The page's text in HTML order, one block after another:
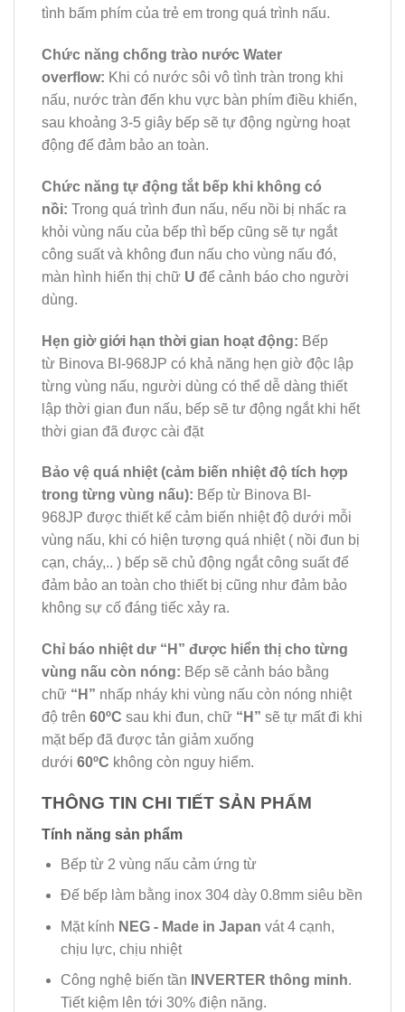
tình bấm phím của trẻ em trong quá trình nấu.
Chức năng chống trào nước Water
overflow: Khi có nước sôi vô tình tràn trong khi
nấu, nước tràn đến khu vực bàn phím điều khiển,
sau khoảng 3-5 giây bếp sẽ tự động ngừng hoạt
động để đảm bảo an toàn.
Chức năng tự động tắt bếp khi không có
nồi: Trong quá trình đun nấu, nếu nồi bị nhấc ra
khỏi vùng nấu của bếp thì bếp cũng sẽ tự ngắt
công suất và không đun nấu cho vùng nấu đó,
màn hình hiển thị chữ U để cảnh báo cho người
dùng.
Hẹn giờ giới hạn thời gian hoạt động: Bếp
từ Binova BI-968JP có khả năng hẹn giờ độc lập
từng vùng nấu, người dùng có thể dễ dàng thiết
lập thời gian đun nấu, bếp sẽ tư động ngắt khi hết
thời gian đã được cài đặt
Bảo vệ quá nhiệt (cảm biến nhiệt độ tích hợp
trong từng vùng nấu): Bếp từ Binova BI-
968JP được thiết kế cảm biến nhiệt độ dưới mỗi
vùng nấu, khi có hiện tượng quá nhiệt ( nồi đun bị
cạn, cháy,.. ) bếp sẽ chủ động ngắt công suất để
đảm bảo an toàn cho thiết bị cũng như đảm bảo
không sự cố đáng tiếc xảy ra.
Chỉ báo nhiệt dư “H” được hiển thị cho từng
vùng nấu còn nóng: Bếp sẽ cảnh báo bằng
chữ “H” nhấp nháy khi vùng nấu còn nóng nhiệt
độ trên 60ºC sau khi đun, chữ “H” sẽ tự mất đi khi
mặt bếp đã được tản giảm xuống
dưới 60ºC không còn nguy hiểm.
THÔNG TIN CHI TIẾT SẢN PHẨM
Tính năng sản phẩm
Bếp từ 2 vùng nấu cảm ứng từ
Đế bếp làm bằng inox 304 dày 0.8mm siêu bền
Mặt kính NEG - Made in Japan vát 4 cạnh,
chịu lực, chịu nhiệt
Công nghệ biến tần INVERTER thông minh.
Tiết kiệm lên tới 30% điện năng.